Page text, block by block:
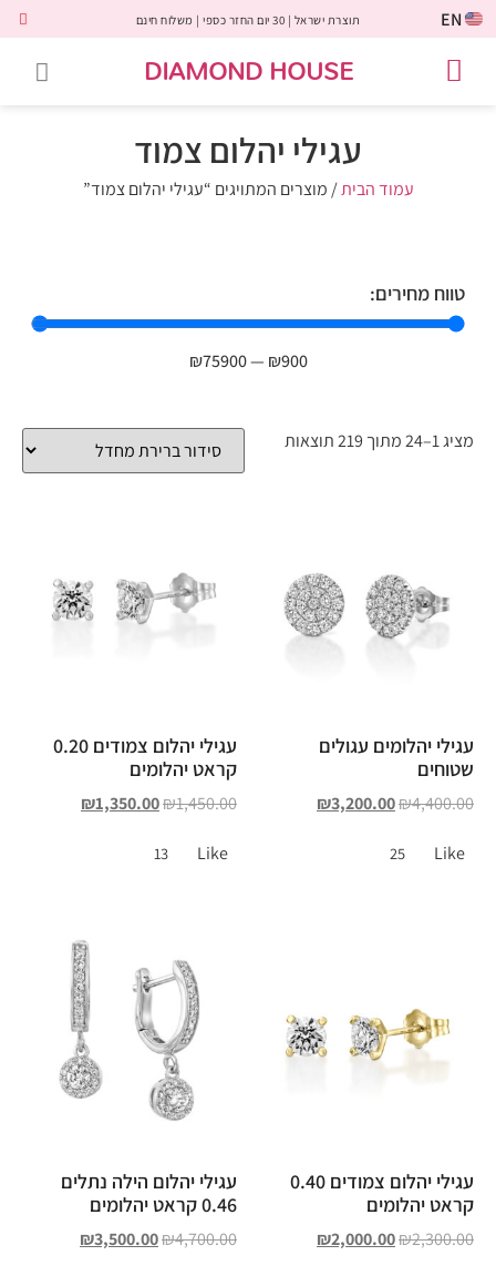
EN תוצרת ישראל | 30 יום החזר כספי | משלוח חינם
DIAMOND HOUSE
עגילי יהלום צמוד
עמוד הבית/ מוצרים המתויגים “עגילי יהלום צמוד”
טווח מחירים:
₪900
—
₪75900
מציג 1–24 מתוך 219 תוצאות
עגילי יהלומים עגולים
שטוחים
₪4,400.00
₪3,200.00
Like
25
עגילי יהלום צמודים 0.20
קראט יהלומים
₪1,450.00
₪1,350.00
Like
13
עגילי יהלום צמודים 0.40
קראט יהלומים
₪2,300.00
₪2,000.00
עגילי יהלום הילה נתלים
0.46 קראט יהלומים
₪4,700.00
₪3,500.00